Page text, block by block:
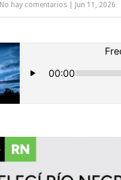
No hay comentarios| Jun 11, 2026